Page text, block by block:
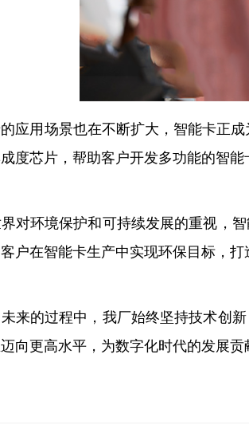
应用场景也在不断扩大，智能卡正
度芯片，帮助客户开发多功能的智能
对环境保护和可持续发展的重视，
户在智能卡生产中实现环保目标，打
来的过程中，我厂始终坚持技术创
向更高水平，为数字化时代的发展贡